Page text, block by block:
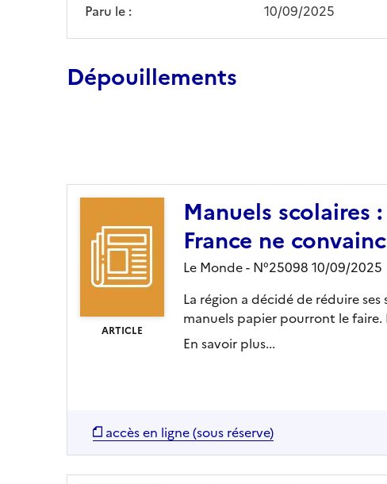
Paru le :
10/09/2025
Dépouillements
ARTICLE
Manuels
France ne
Le Monde - N°25098 10/09/2025
La région a décidé de réduire
manuels papier pourront le faire.
En savoir plus...
accès en ligne (sous réserve)